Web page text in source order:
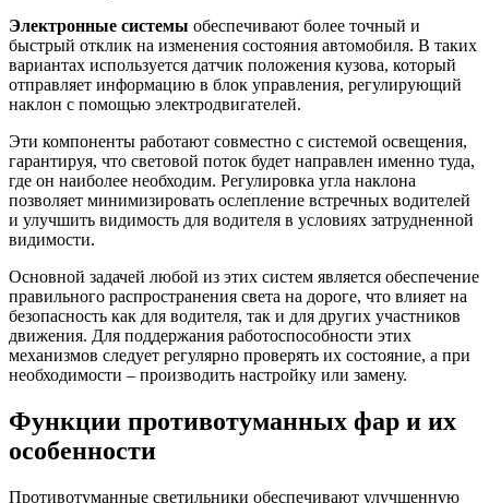
Электронные системы обеспечивают более точный и
быстрый отклик на изменения состояния автомобиля. В таких
вариантах используется датчик положения кузова, который
отправляет информацию в блок управления, регулирующий
наклон с помощью электродвигателей.
Эти компоненты работают совместно с системой освещения,
гарантируя, что световой поток будет направлен именно туда,
где он наиболее необходим. Регулировка угла наклона
позволяет минимизировать ослепление встречных водителей
и улучшить видимость для водителя в условиях затрудненной
видимости.
Основной задачей любой из этих систем является обеспечение
правильного распространения света на дороге, что влияет на
безопасность как для водителя, так и для других участников
движения. Для поддержания работоспособности этих
механизмов следует регулярно проверять их состояние, а при
необходимости – производить настройку или замену.
Функции противотуманных фар и их
особенности
Противотуманные светильники обеспечивают улучшенную